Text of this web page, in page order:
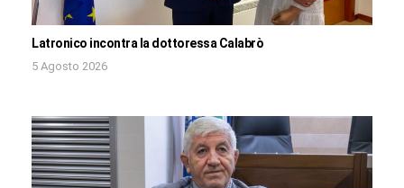
Latronico incontra la dottoressa Calabrò
5 Agosto 2026